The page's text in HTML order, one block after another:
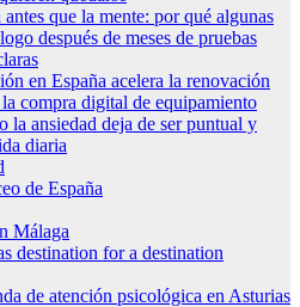
que la mente: por qué algunas
después de meses de pruebas
en España acelera la renovación
compra digital de equipamiento
la ansiedad deja de ser puntual y
diaria
de España
Málaga
destination for a destination
de atención psicológica en Asturias